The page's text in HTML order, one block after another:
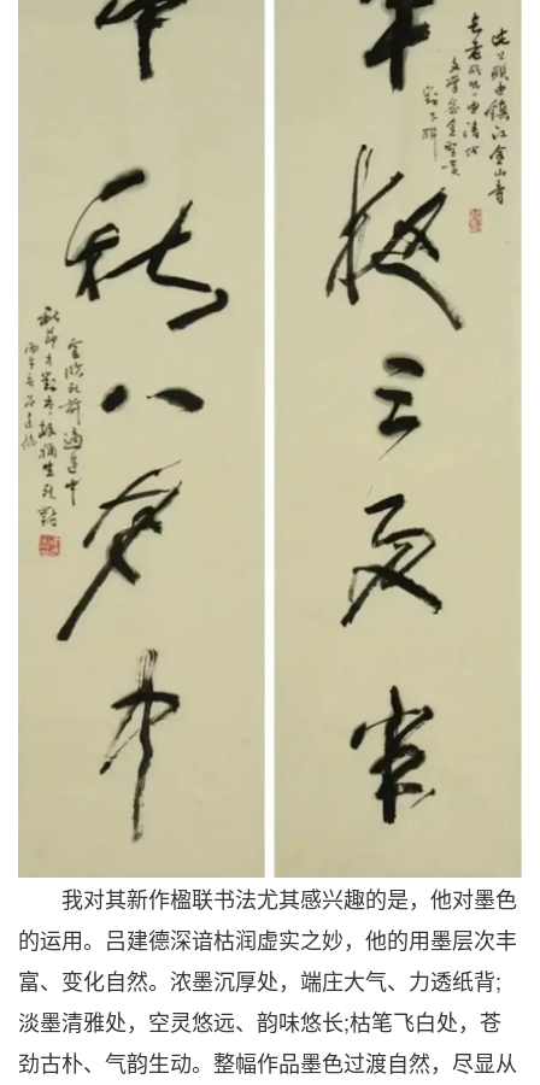
我对其新作楹联书法尤其感兴趣的是，他对墨色
的运用。吕建德深谙枯润虚实之妙，他的用墨层次丰
富、变化自然。浓墨沉厚处，端庄大气、力透纸背;
淡墨清雅处，空灵悠远、韵味悠长;枯笔飞白处，苍
劲古朴、气韵生动。整幅作品墨色过渡自然，尽显从